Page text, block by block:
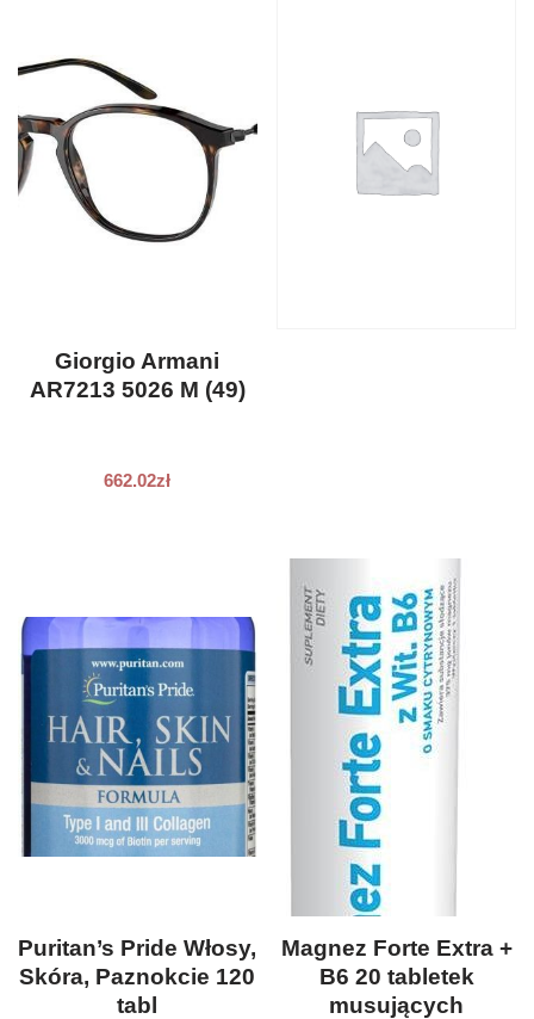
Giorgio Armani
AR7213 5026 M (49)
662.02zł
Puritan’s Pride Włosy,
Skóra, Paznokcie 120
tabl
Magnez Forte Extra +
B6 20 tabletek
musujących